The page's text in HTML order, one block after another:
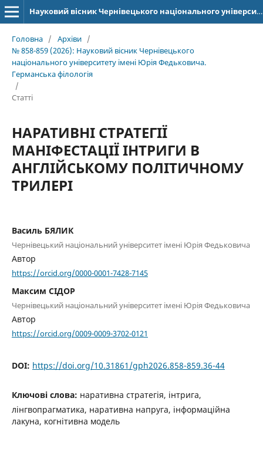
Науковий вісник Чернівецького національного університету імені Юрія Федьковича. Серія: Германська філологія
Головна / Архіви /
№ 858-859 (2026): Науковий вісник Чернівецького
національного університету імені Юрія Федьковича.
Германська філологія
/
Статті
НАРАТИВНІ СТРАТЕГІЇ
МАНІФЕСТАЦІЇ ІНТРИГИ В
АНГЛІЙСЬКОМУ ПОЛІТИЧНОМУ
ТРИЛЕРІ
Василь БЯЛИК
Чернівецький національний університет імені Юрія Федьковича
Автор
https://orcid.org/0000-0001-7428-7145
Максим СІДОР
Чернівецький національний університет імені Юрія Федьковича
Автор
https://orcid.org/0009-0009-3702-0121
DOI: https://doi.org/10.31861/gph2026.858-859.36-44
Ключові слова: наративна стратегія, інтрига,
лінгвопрагматика, наративна напруга, інформаційна
лакуна, когнітивна модель